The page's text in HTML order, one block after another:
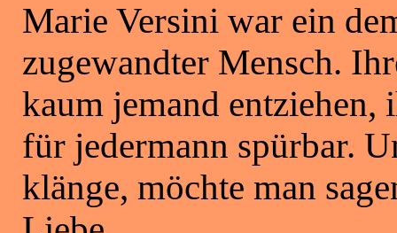
Marie Versini war ein
zugewandter Mensch.
kaum jemand entziehen,
für jedermann spürbar.
klänge, möchte man